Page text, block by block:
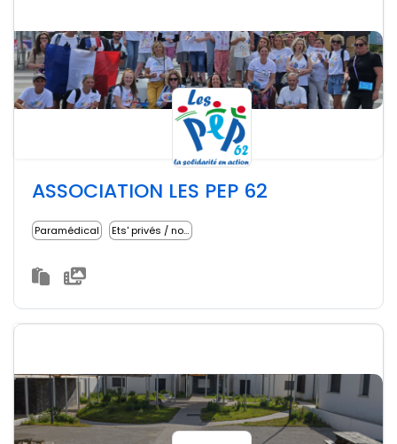
ASSOCIATION LES PEP 62
Paramédical Ets' privés / non lucratifs